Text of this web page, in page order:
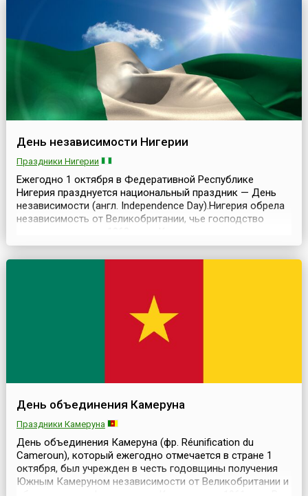
османами, которые владели им 300 лет. В 1878 году Ки...
День независимости Нигерии
Праздники Нигерии
Ежегодно 1 октября в Федеративной Республике
Нигерия празднуется национальный праздник — День
независимости (англ. Independence Day).Нигерия обрела
независимость от Великобритании, чье господство
провозглашения независимости 1 октября 1960 года
Нигерия представляла собой федерацию, состоявшую
День объединения Камеруна
Праздники Камеруна
День объединения Камеруна (фр. Réunification du
Cameroun), который ежегодно отмечается в стране 1
октября, был учрежден в честь годовщины получения
Южным Камеруном независимости от Великобритании и